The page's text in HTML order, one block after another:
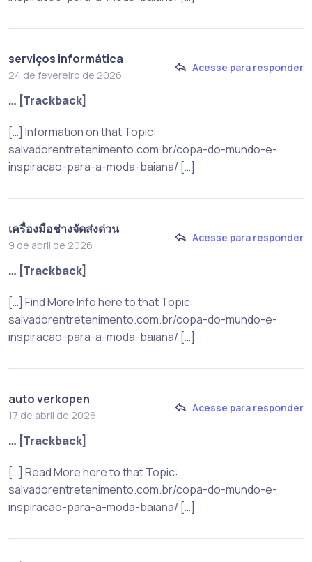
serviços informática
24 de fevereiro de 2026
Acesse para responder
… [Trackback]
[…] Information on that Topic:
salvadorentretenimento.com.br/copa-do-mundo-e-
inspiracao-para-a-moda-baiana/ […]
เครื่องมือช่างจัดส่งด่วน
9 de abril de 2026
Acesse para responder
… [Trackback]
[…] Find More Info here to that Topic:
salvadorentretenimento.com.br/copa-do-mundo-e-
inspiracao-para-a-moda-baiana/ […]
auto verkopen
17 de abril de 2026
Acesse para responder
… [Trackback]
[…] Read More here to that Topic:
salvadorentretenimento.com.br/copa-do-mundo-e-
inspiracao-para-a-moda-baiana/ […]